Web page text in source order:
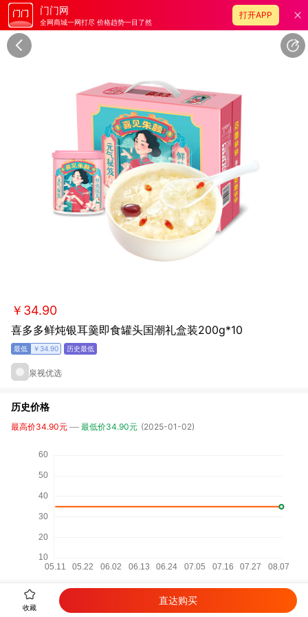
门门网
全网商城一网打尽 价格趋势一目了然
打开APP
￥34.90
喜多多鲜炖银耳羹即食罐头国潮礼盒装200g*10
￥34.90
泉视优选
历史价格
最高价34.90元 最低价34.90元 (2025-01-02)
详细参数
收藏
直达购买